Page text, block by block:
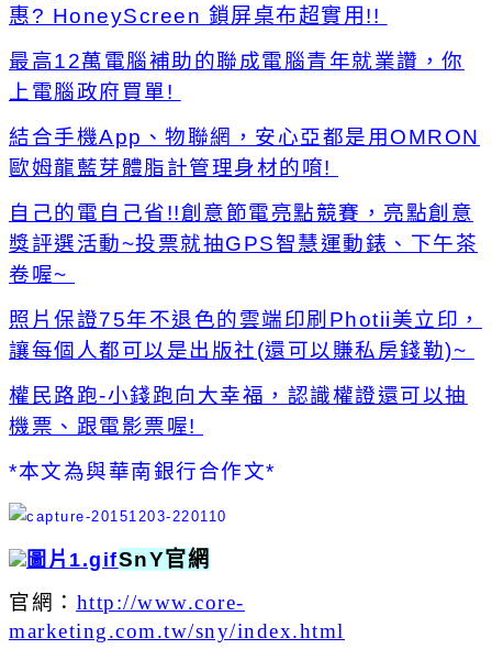
惠? HoneyScreen 鎖屏桌布超實用!!
最高12萬電腦補助的聯成電腦青年就業讚，你
上電腦政府買單!
結合手機App、物聯網，安心亞都是用OMRON
歐姆龍藍芽體脂計管理身材的唷!
自己的電自己省!!創意節電亮點競賽，亮點創意
獎評選活動~投票就抽GPS智慧運動錶、下午茶
卷喔~
照片保證75年不退色的雲端印刷Photii美立印，
讓每個人都可以是出版社(還可以賺私房錢勒)~
權民路跑-小錢跑向大幸福，認識權證還可以抽
機票、跟電影票喔!
*本文為與華南銀行合作文*
SnY官網
官網： http://www.core-
marketing.com.tw/sny/index.html